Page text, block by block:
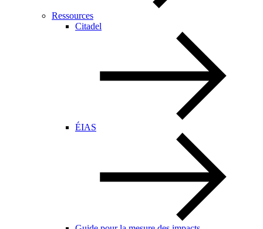
Ressources
Citadel
ÉIAS